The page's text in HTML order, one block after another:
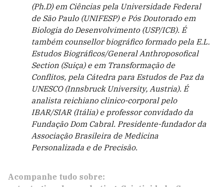
(Ph.D) em Ciências pela Universidade Federal
de São Paulo (UNIFESP) e Pós Doutorado em
Biologia do Desenvolvimento (USP/ICB). É
também counsellor biográfico formado pela E.L.
Estudos Biográficos/General Anthroposofical
Section (Suiça) e em Transformação de
Conflitos, pela Cátedra para Estudos de Paz da
UNESCO (Innsbruck University, Austria). É
analista reichiano clinico-corporal pelo
IBAR/SIAR (Itália) e professor convidado da
Fundação Dom Cabral. Presidente-fundador da
Associação Brasileira de Medicina
Personalizada e de Precisão.
Acompanhe tudo sobre: